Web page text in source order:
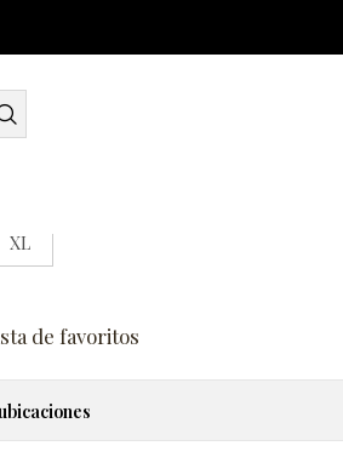
lila
XL
de favoritos